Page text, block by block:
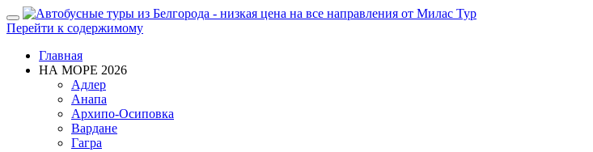
Показать/
Скрыть
Перейти к содержимому
Главная
НА МОРЕ 2026
Адлер
Анапа
Архипо-Осиповка
Вардане
Гагра